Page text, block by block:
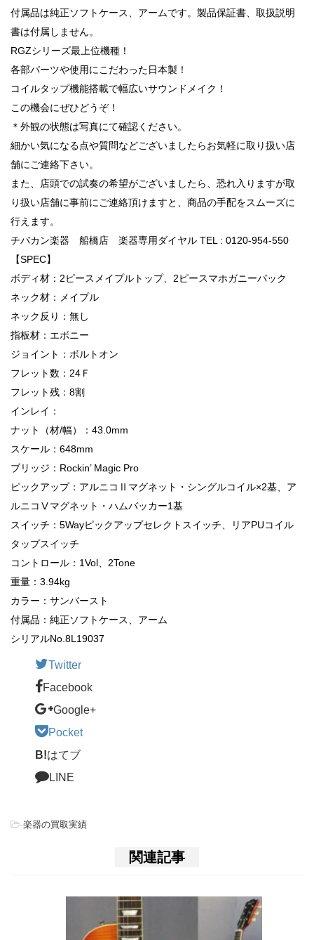
付属品は純正ソフトケース、アームです。製品保証書、取扱説明
書は付属しません。
RGZシリーズ最上位機種！
各部パーツや使用にこだわった日本製！
コイルタップ機能搭載で幅広いサウンドメイク！
この機会にぜひどうぞ！
＊外観の状態は写真にて確認ください。
細かい気になる点や質問などございましたらお気軽に取り扱い店
舗にご連絡下さい。
また、店頭での試奏の希望がございましたら、恐れ入りますが取
り扱い店舗に事前にご連絡頂けますと、商品の手配をスムーズに
行えます。
チバカン楽器 船橋店 楽器専用ダイヤル TEL : 0120-954-550
【SPEC】
ボディ材：2ピースメイプルトップ、2ピースマホガニーバック
ネック材：メイプル
ネック反り：無し
指板材：エボニー
ジョイント：ボルトオン
フレット数：24Ｆ
フレット残：8割
インレイ：
ナット（材/幅）：43.0mm
スケール：648mm
ブリッジ：Rockin’ Magic Pro
ピックアップ：アルニコⅡマグネット・シングルコイル×2基、ア
ルニコⅤマグネット・ハムバッカー1基
スイッチ：5Wayピックアップセレクトスイッチ、リアPUコイル
タップスイッチ
コントロール：1Vol、2Tone
重量：3.94kg
カラー：サンバースト
付属品：純正ソフトケース、アーム
シリアルNo.8L19037
Twitter
Facebook
Google+
Pocket
B!はてブ
LINE
-楽器の買取実績
関連記事